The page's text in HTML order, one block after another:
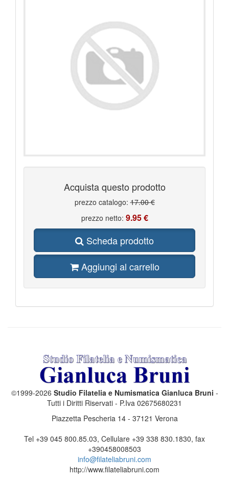
Acquista questo prodotto
prezzo catalogo:17.00 €
prezzo netto: 9.95 €
Scheda prodotto
Aggiungi al carrello
©1999-2026 Studio Filatelia e Numismatica Gianluca Bruni -
Tutti i Diritti Riservati - P.Iva 02675680231
Piazzetta Pescheria 14- 37121 Verona
Tel +39 045 800.85.03, Cellulare +39 338 830.1830, fax
+390458008503
info@filateliabruni.com
http://www.filateliabruni.com